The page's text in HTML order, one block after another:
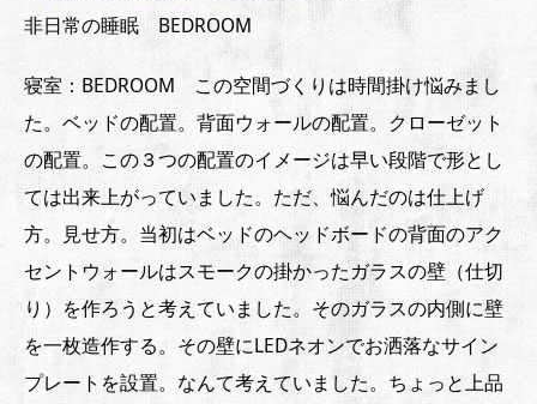
非日常の睡眠 BEDROOM
寝室：BEDROOM この空間づくりは時間掛け悩みまし
た。ベッドの配置。背面ウォールの配置。クローゼット
の配置。この３つの配置のイメージは早い段階で形とし
ては出来上がっていました。ただ、悩んだのは仕上げ
方。見せ方。当初はベッドのヘッドボードの背面のアク
セントウォールはスモークの掛かったガラスの壁（仕切
り）を作ろうと考えていました。そのガラスの内側に壁
を一枚造作する。その壁にLEDネオンでお洒落なサイン
プレートを設置。なんて考えていました。ちょっと上品